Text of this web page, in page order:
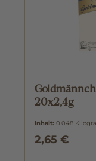
20x2,4g
Inhalt: 0.048
2,65 €